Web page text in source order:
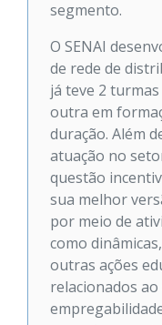
segmento.
O SENAI
de rede de
já teve 2
outra em
duração. Além
atuação no
questão
sua melhor
por meio de
como
outras ações
relacionados